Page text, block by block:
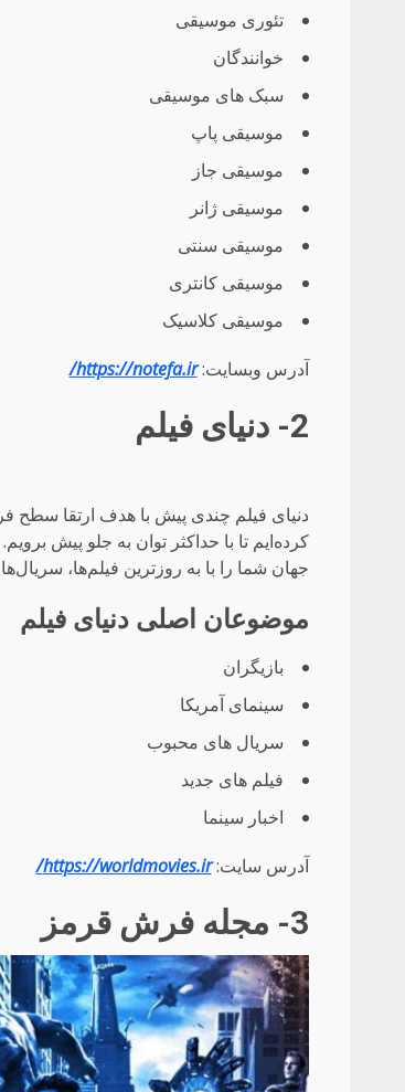
تئوری موسیقی
خوانندگان
سبک های موسیقی
موسیقی پاپ
موسیقی جاز
موسیقی ژانر
موسیقی سنتی
موسیقی کانتری
موسیقی کلاسیک
آدرس وبسایت:https://notefa.ir/
2- دنیای فیلم
دنیای فیلم چندی پیش با هدف ارتقا سطح
جهان شما را با به روزترین فیلم‌ها،
موضوعان اصلی دنیای فیلم
بازیگران
سینمای آمریکا
سریال های محبوب
فیلم های جدید
اخبار سینما
آدرس سایت:https://worldmovies.ir/
3- مجله فرش قرمز